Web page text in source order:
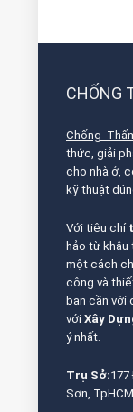
CHỐNG
Chống
thức, giải
cho nhà ở,
kỹ thuật
Với tiêu chí
hảo từ
một cách
công và
bạn cần với
với Xây
ý nhất.
Trụ Sở:
Sơn, TpHCM